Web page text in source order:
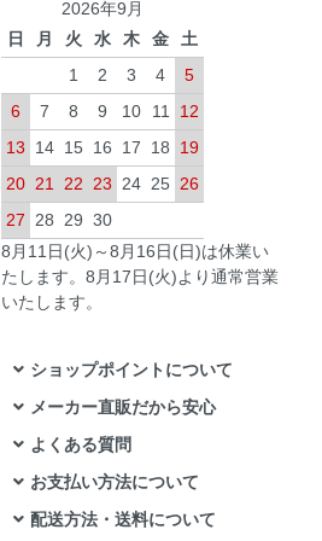
2026年9月
日
月 火 水 木 金
土
1
2 3 4
5
6
7 8 9 10 11
12
13
14 15 16 17 18
19
20 21 22 23 24 25 26
27
28 29 30
8月11日(火)～8月16日(日)は休業い
たします。8月17日(火)より通常営業
いたします。
ショップポイントについて
メーカー直販だから安心
よくある質問
お支払い方法について
配送方法・送料について